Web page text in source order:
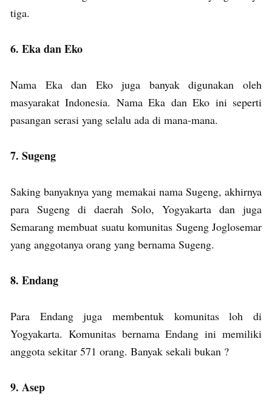
tiga.
6. Eka dan Eko
Nama Eka dan Eko juga banyak digunakan oleh
masyarakat Indonesia. Nama Eka dan Eko ini seperti
pasangan serasi yang selalu ada di mana-mana.
7. Sugeng
Saking banyaknya yang memakai nama Sugeng, akhirnya
para Sugeng di daerah Solo, Yogyakarta dan juga
Semarang membuat suatu komunitas Sugeng Joglosemar
yang anggotanya orang yang bernama Sugeng.
8. Endang
Para Endang juga membentuk komunitas loh di
Yogyakarta. Komunitas bernama Endang ini memiliki
anggota sekitar 571 orang. Banyak sekali bukan ?
9. Asep